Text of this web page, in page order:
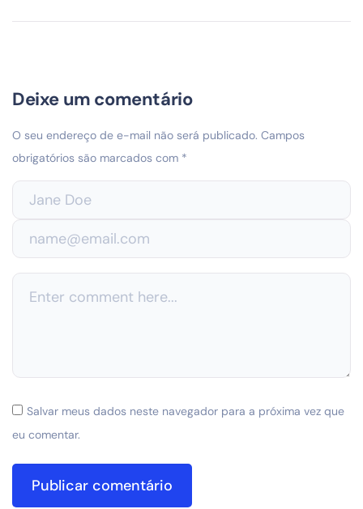
Deixe um comentário
O seu endereço de e-mail não será publicado. Campos
obrigatórios são marcados com *
Salvar meus dados neste navegador para a próxima vez que
eu comentar.